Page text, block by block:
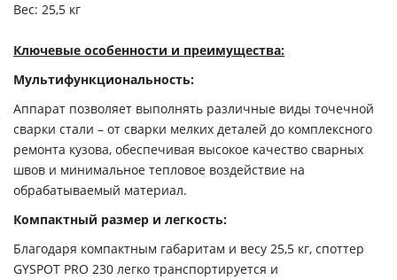
Вес: 25,5 кг
Ключевые особенности и преимущества:
Мультифункциональность:
Аппарат позволяет выполнять различные виды точечной
сварки стали – от сварки мелких деталей до комплексного
ремонта кузова, обеспечивая высокое качество сварных
швов и минимальное тепловое воздействие на
обрабатываемый материал.
Компактный размер и легкость:
Благодаря компактным габаритам и весу 25,5 кг, споттер
GYSPOT PRO 230 легко транспортируется и